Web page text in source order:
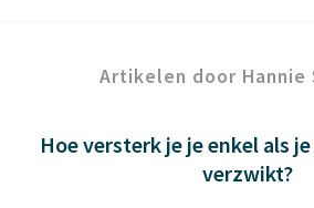
Artikelen door Hannie
Hoe versterk je je enkel als
verzwikt?